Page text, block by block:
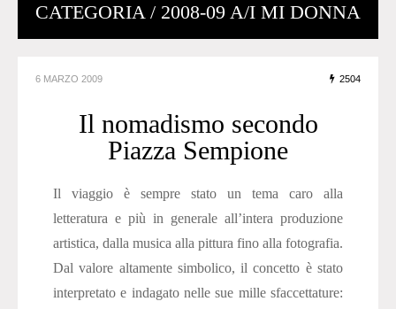
CATEGORIA / 2008-09 A/I MI DONNA
6 MARZO 2009 2504
Il nomadismo secondo
Piazza Sempione
Il viaggio è sempre stato un tema caro alla
letteratura e più in generale all’intera produzione
artistica, dalla musica alla pittura fino alla fotografia.
Dal valore altamente simbolico, il concetto è stato
interpretato e indagato nelle sue mille sfaccettature: